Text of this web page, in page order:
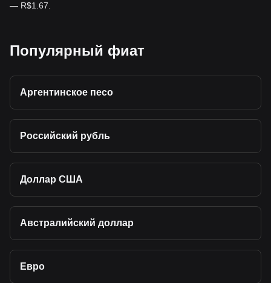
— R$1.67.
Популярный фиат
Аргентинское песо
Российский рубль
Доллар США
Австралийский доллар
Евро